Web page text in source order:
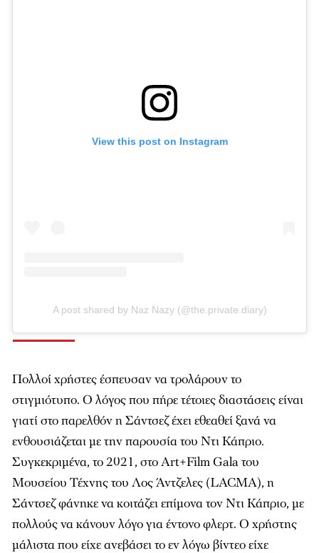
View this post on Instagram
A post shared by Naz Nazy (@the.private.diary)
Πολλοί χρήστες έσπευσαν να τρολάρουν το
στιγμιότυπο. Ο λόγος που πήρε τέτοιες διαστάσεις είναι
γιατί στο παρελθόν η Σάντσεζ έχει εθεαθεί ξανά να
ενθουσιάζεται με την παρουσία του Ντι Κάπριο.
Συγκεκριμένα, το 2021, στο Art+Film Gala του
Μουσείου Τέχνης του Λος Άντζελες (LACMA), η
Σάντσεζ φάνηκε να κοιτάζει επίμονα τον Ντι Κάπριο, με
πολλούς να κάνουν λόγο για έντονο φλερτ. Ο χρήστης
μάλιστα που είχε ανεβάσει το εν λόγω βίντεο είχε